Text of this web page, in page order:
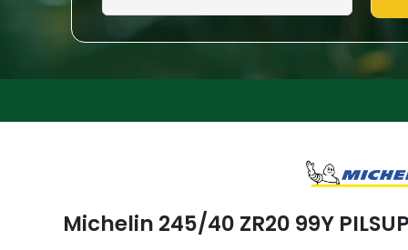
Michelin 245/40 ZR20 99Y